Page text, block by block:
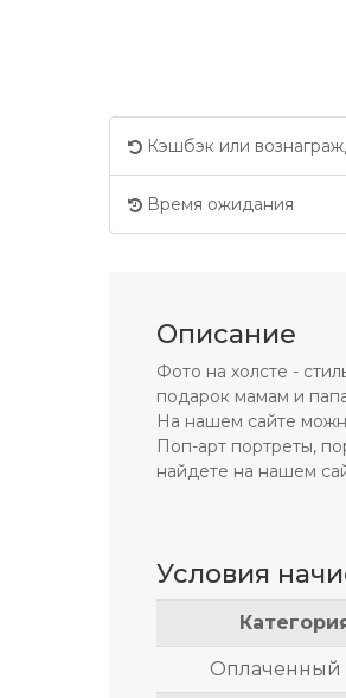
Кэшбэк или
Время ожидания
Описание
Фото на холсте -
подарок мамам и
На нашем сайте
Поп-арт портреты,
найдете на нашем
Условия
Оплаченный